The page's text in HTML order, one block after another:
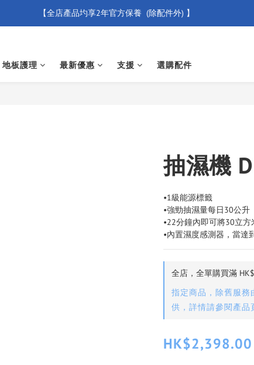
【買滿 $500 免運費】
【全店產品圴享2年官方保養  (除配件外) 】
【買滿 $500 免運費】
地板護理 最新優惠 支援 選購配件
抽濕機
•1級能源標籤
•強勁抽濕量每日30公升
•22分鐘內即可將30立
•內置濕度感測器，當達
全店，全單購買滿
指定商品，除舊服務
供，詳情請參閱產品
HK$2,398.00